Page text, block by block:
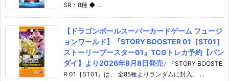
SR：8種 ◆ ...
【ドラゴンボールスーパーカードゲーム フュージ
ョンワールド】『STORY BOOSTER 01［ST01］
ストーリーブースター01』TCGトレカ予約【バン
ダイ】より2026年8月8日発売♪
『STORY BOOSTE
R 01［ST01』は、 全85種よりランダムに封入。 ...